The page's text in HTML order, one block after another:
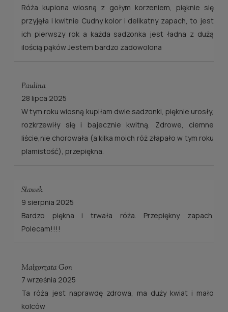
Róża kupiona wiosną z gołym korzeniem, pięknie się
przyjęła i kwitnie Cudny kolor i delikatny zapach, to jest
ich pierwszy rok a każda sadzonka jest ładna z dużą
ilością pąków Jestem bardzo zadowolona
Paulina
28 lipca 2025
W tym roku wiosną kupiłam dwie sadzonki, pięknie urosły,
rozkrzewiły się i bajecznie kwitną. Zdrowe, ciemne
liście,nie chorowała (a kilka moich róż złapało w tym roku
plamistość), przepiękna.
Sławek
9 sierpnia 2025
Bardzo piękna i trwała róża. Przepiękny zapach.
Polecam!!!!
Małgorzata Gon
7 września 2025
Ta róża jest naprawdę zdrowa, ma duży kwiat i mało
kolców